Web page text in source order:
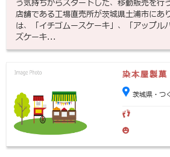
う気持ちからスタートした、移動販売を行
店舗である工場直売所が茨城県土浦市にあ
は、「イチゴムースケーキ」、「アップル
ズケーキ...
染本屋製
茨城県・つ